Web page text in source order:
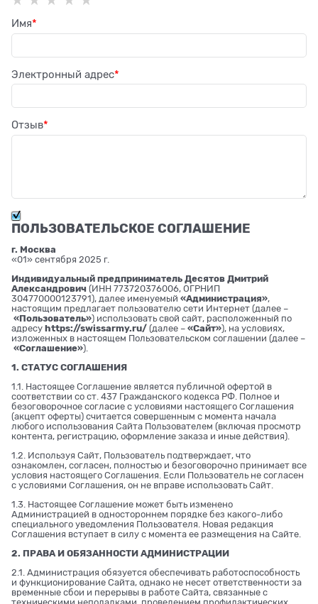
Имя
Электронный адрес
Отзыв
ПОЛЬЗОВАТЕЛЬСКОЕ СОГЛАШЕНИЕ
г. Москва
«01» сентября 2025 г.
Индивидуальный предприниматель Десятов Дмитрий
Александрович (ИНН 773720376006, ОГРНИП
304770000123791), далее именуемый «Администрация»,
настоящим предлагает пользователю сети Интернет (далее –
«Пользователь») использовать свой сайт, расположенный по
адресу https://swissarmy.ru/ (далее – «Сайт»), на условиях,
изложенных в настоящем Пользовательском соглашении (далее –
«Соглашение»).
1. СТАТУС СОГЛАШЕНИЯ
1.1. Настоящее Соглашение является публичной офертой в
соответствии со ст. 437 Гражданского кодекса РФ. Полное и
безоговорочное согласие с условиями настоящего Соглашения
(акцепт оферты) считается совершенным с момента начала
любого использования Сайта Пользователем (включая просмотр
контента, регистрацию, оформление заказа и иные действия).
1.2. Используя Сайт, Пользователь подтверждает, что
ознакомлен, согласен, полностью и безоговорочно принимает все
условия настоящего Соглашения. Если Пользователь не согласен
с условиями Соглашения, он не вправе использовать Сайт.
1.3. Настоящее Соглашение может быть изменено
Администрацией в одностороннем порядке без какого-либо
специального уведомления Пользователя. Новая редакция
Соглашения вступает в силу с момента ее размещения на Сайте.
2. ПРАВА И ОБЯЗАННОСТИ АДМИНИСТРАЦИИ
2.1. Администрация обязуется обеспечивать работоспособность
и функционирование Сайта, однако не несет ответственности за
временные сбои и перерывы в работе Сайта, связанные с